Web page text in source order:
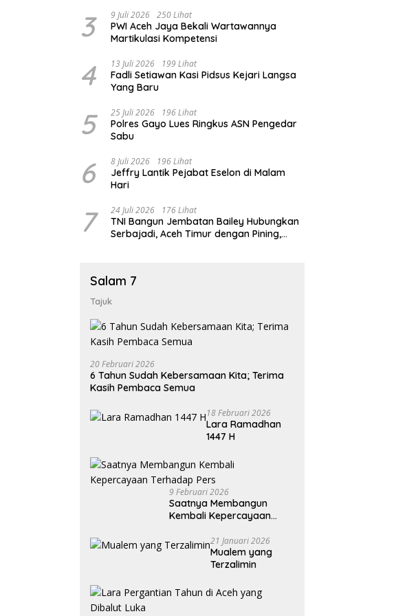
3 9 Juli 2026 250 Lihat
PWI Aceh Jaya Bekali Wartawannya
Martikulasi Kompetensi
4 13 Juli 2026 199 Lihat
Fadli Setiawan Kasi Pidsus Kejari Langsa
Yang Baru
5 25 Juli 2026 196 Lihat
Polres Gayo Lues Ringkus ASN Pengedar
Sabu
6 8 Juli 2026 196 Lihat
Jeffry Lantik Pejabat Eselon di Malam
Hari
7 24 Juli 2026 176 Lihat
TNI Bangun Jembatan Bailey Hubungkan
Serbajadi, Aceh Timur dengan Pining,
Salam 7
Tajuk
20 Februari 2026
6 Tahun Sudah Kebersamaan Kita; Terima
Kasih Pembaca Semua
18 Februari 2026
Lara Ramadhan
1447 H
9 Februari 2026
Saatnya Membangun
Kembali Kepercayaan
21 Januari 2026
Mualem yang
Terzalimin